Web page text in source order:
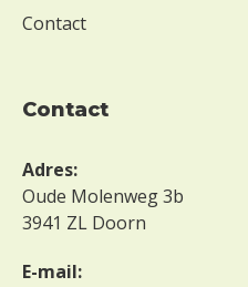
Contact
contact
Adres:
Oude Molenweg 3b
3941 ZL Doorn
E-mail: